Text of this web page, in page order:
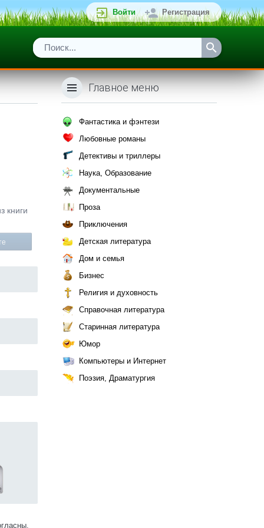
Войти Регистрация
книги
Главное меню
Фантастика и фэнтези
Любовные романы
Детективы и триллеры
Наука, Образование
Документальные
Проза
Приключения
Детская литература
Дом и семья
Бизнес
Религия и духовность
Справочная литература
Старинная литература
Юмор
Компьютеры и Интернет
Поэзия, Драматургия